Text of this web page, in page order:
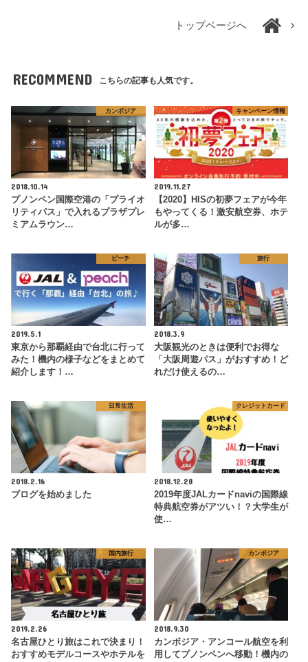
トップページへ
RECOMMEND こちらの記事も人気です。
カンボジア
2018.10.14
プノンペン国際空港の「プライオ
リティパス」で入れるプラザプレ
ミアムラウン…
キャンペーン情報
2019.11.27
【2020】HISの初夢フェアが今年
もやってくる！激安航空券、ホテ
ルが多…
ピーチ
2019.5.1
東京から那覇経由で台北に行って
みた！機内の様子などをまとめて
紹介します！…
旅行
2018.3.9
大阪観光のときは便利でお得な
「大阪周遊パス」がおすすめ！ど
れだけ使えるの…
日常生活
2018.2.16
ブログを始めました
クレジットカード
2018.12.28
2019年度JALカードnaviの国際線
特典航空券がアツい！？大学生が
使…
国内旅行
2019.2.26
名古屋ひとり旅はこれで決まり！
おすすめモデルコースやホテルを
カンボジア
2018.9.30
カンボジア・アンコール航空を利
用してプノンペンへ移動！機内の